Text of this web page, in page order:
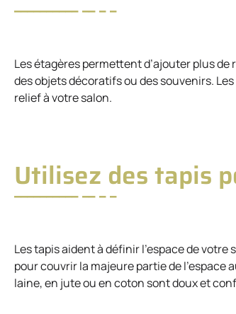
Les étagères permettent d’ajouter plus
des objets décoratifs ou des souvenirs.
relief à votre salon.
Utilisez des tapis
Les tapis aident à définir l’espace de
pour couvrir la majeure partie de l’espace
laine, en jute ou en coton sont doux et